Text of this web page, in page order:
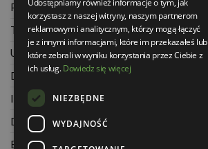
Polityka prywatności
Twoje zamówienia
Ustawienia konta
Dane kontaktowe
Informacje o firmie
Dla architektów
Blog
Udostępniamy również informacje o tym, jak
korzystasz z naszej witryny, naszym partnerom
reklamowym i analitycznym, którzy mogą łączyć
je z innymi informacjami, które im przekazałeś lub
które zebrali w wyniku korzystania przez Ciebie z
ich usług.Dowiedz się więcej
NIEZBĘDNE
WYDAJNOŚĆ